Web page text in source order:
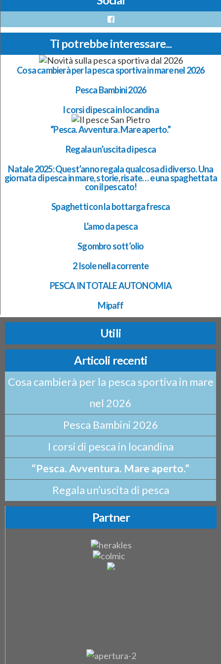
Facebook
Ti potrebbe interessare...
Cosa cambierà per la pesca sportiva in mare nel 2026
Pesca Bambini 2026
I corsi di pesca in locandina
“Pesca. Avventura. Mare aperto.”
Regala un’uscita di pesca
Natale 2025: Quest’anno regala qualcosa di diverso. Una
giornata di pesca in mare, storie, risate… e una spaghettata
con il pescato!
Spaghetti con la bottarga fresca
L’amo da pesca
Sgombro sott’olio
2 Isole nella corrente
PESCA IN TOTALE AUTONOMIA
Mipaff
Utili
Articoli recenti
Cosa cambierà per la pesca sportiva in mare
nel 2026
Pesca Bambini 2026
I corsi di pesca in locandina
“Pesca. Avventura. Mare aperto.”
Regala un’uscita di pesca
Partner